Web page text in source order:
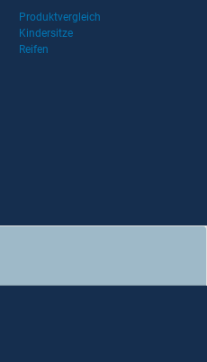
Produktvergleich
Kindersitze
Reifen